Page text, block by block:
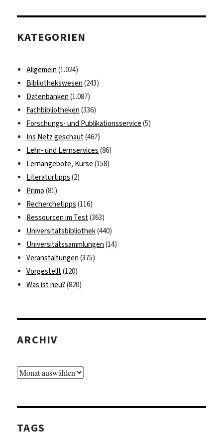
gewusst?
Gedenktage
KATEGORIEN
Allgemein (1.024)
Bibliothekswesen (243)
Datenbanken (1.087)
Fachbibliotheken (336)
Forschungs- und Publikationsservice (5)
Ins Netz geschaut(467)
Lehr- und Lernservices (86)
Lernangebote, Kurse (158)
Literaturtipps (2)
Primo (81)
Recherchetipps (116)
Ressourcen im Test(363)
Universitätsbibliothek(440)
Universitätssammlungen (14)
Veranstaltungen (375)
Vorgestellt(120)
Was ist neu? (820)
ARCHIV
Archiv
TAGS